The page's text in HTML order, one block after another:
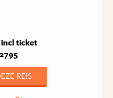
incl ticket
REIS